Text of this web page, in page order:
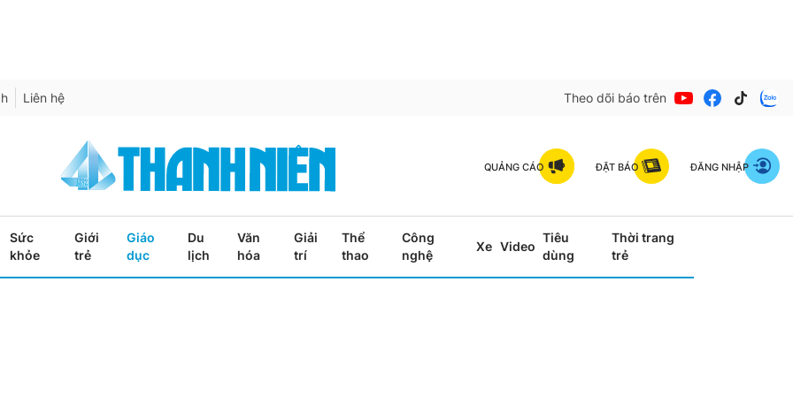
Liên hệ Theo dõi báo trên
QUẢNG CÁO ĐẶT BÁO ĐĂNG NHẬP
Sức
khỏe
Giới
trẻ
Giáo
dục
Du
lịch
Văn
hóa
Giải
trí
Thể
thao
Công
nghệ
Xe Video
Tiêu
dùng
Thời trang
trẻ